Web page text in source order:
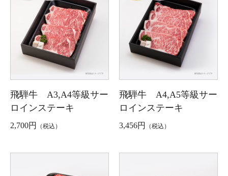
飛騨牛 A3,A4等級サー
ロインステーキ
2,700円 （税込）
飛騨牛 A4,A5等級サー
ロインステーキ
3,456円 （税込）